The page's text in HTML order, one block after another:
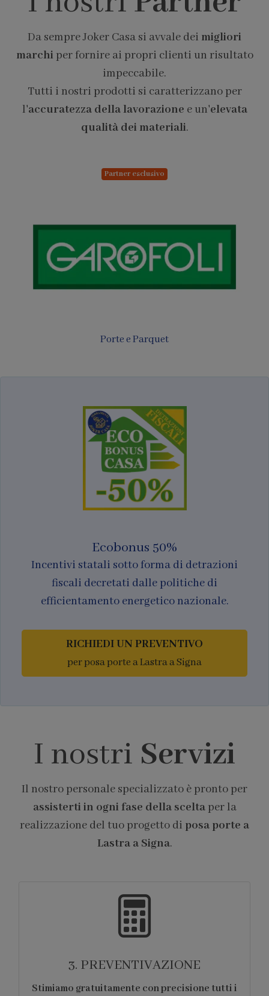
Da sempre Joker Casa si avvale dei migliori
marchiper fornire ai propri clienti un risultato
impeccabile.
Tutti i nostri prodotti si caratterizzano per
l'accuratezza della lavorazione e un'elevata
qualità dei materiali.
Partner esclusivo
Porte e Parquet
Ecobonus 50%
Incentivi statali sotto forma di detrazioni
fiscali decretati dalle politiche di
efficientamento energetico nazionale.
RICHIEDI UN PREVENTIVO
per posa porte a Lastra a Signa
I nostri Servizi
Il nostro personale specializzato è pronto per
assisterti in ogni fase della sceltaper la
realizzazione del tuo progetto di posa porte a
Lastra a Signa.
4. FORNITURA
Ci occupiamo di tutti gliaspetti logistici